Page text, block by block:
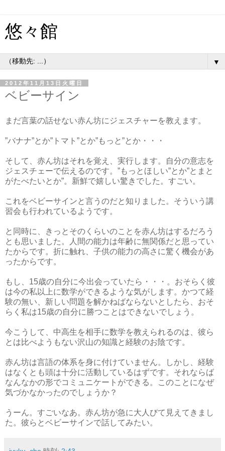
悠々館
▼
2012年11月13日火曜日
ベビーサイン
まだ言葉の話せない赤ん坊にジェスチャーを教えます。
”バナナ”とか”トマト”とか”もっと”とか・・・
そして、赤ん坊はそれを覚え、実行します。自分の意志を
ジェスチェーで伝えるのです。”もっとほしい”とか”とまと
がたべたいとか”。新鮮で嬉しい驚きでした。すごい。
これをベビーサインと言うのだと知りました。そういう講
習会も行われているようです。
と同時に、きっとそのくらいのことを赤ん坊はするだろう
とも思いました。人間の能力は年齢に無関係だと思ってい
たからです。折に触れ、子供の能力の高さに驚く機会があ
ったからです。
もし、15歳の自分に今出会っていたら・・・。おそらく彼
は今の私以上に数学ができるような気がします。かつて経
験の無い、新しい問題を解かねばならないとしたら、おそ
らく私は15歳の自分に勝つことはできないでしょう。
今こうして、中高生を相手に数学を教えられるのは、彼ら
とは比べようもない沢山の知識と経験のお陰です。
赤ん坊は言語の体系を身に付けていません。しかし、経験
はなくとも頭は十分に活動しているはずです。それならば
なんなかの形でコミュニケートができる。このことになぜ
気づかなかったのでしょうか？
うーん。すごいなあ。赤ん坊が急に大人びて見えてきまし
た。彼らとベビーサインで話してみたい。